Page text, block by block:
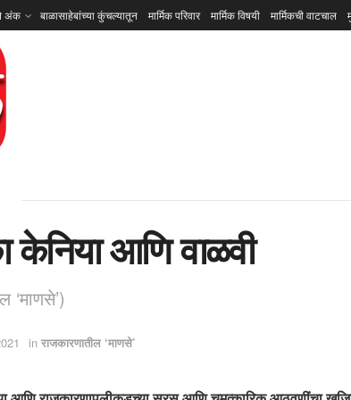
अंक बाळासाहेबांच्या कुंचल्यातून मार्मिक परिवार मार्मिक विषयी मार्मिकची वाटचाल
आणि वाळवी
‘माणसे’)
in राजकारणातील ‘माणसे’